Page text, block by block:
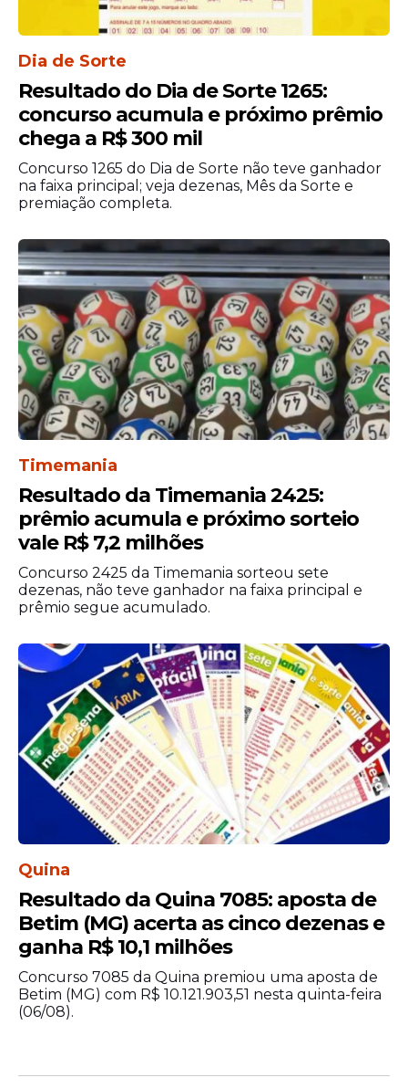
formação de cadastro de reserva. A
atende candidatos com nível médio e
contempla diferentes funções na
corporação.
O edital foi lançado em conjunto com a
Secretaria de Planejamento, Gestão e
Patrimônio de Alagoas e prevê atuação em
regime de dedicação integral. O concurso
oferece 30vagaspara o cargo de Oficial de
Soldado do Quadro de Praças.
Oscandidatosaprovados poderão ser
convocados conforme a necessidade da
administração, dentro do prazo de validade
do concurso.
Salários e carreira
A remuneração para Oficial de Estado-
Maior varia conforme a fase de formação.
O valor inicial para Cadete do 1º ano é de
R$ 3.874,43 e pode chegar a R$ 11.563,77 na
função de Aspirante. Para o cargo de
Soldado, o salário começa em R$ 2.354,67
durante o período de formação. Após a
conclusão, o valor pode chegar a R$
Dia de Sorte
Resultado do Dia de Sorte 1265:
concurso acumula e próximo prêmio
chega a R$ 300 mil
Concurso 1265 do Dia de Sorte não teve ganhador
na faixa principal; veja dezenas, Mês da Sorte e
premiação completa.
Timemania
Resultado da Timemania 2425:
prêmio acumula e próximo sorteio
vale R$ 7,2 milhões
Concurso 2425 da Timemania sorteou sete
dezenas, não teve ganhador na faixa principal e
prêmio segue acumulado.
Quina
Resultado da Quina 7085: aposta de
Betim (MG) acerta as cinco dezenas e
ganha R$ 10,1 milhões
Concurso 7085 da Quina premiou uma aposta de
Betim (MG) com R$ 10.121.903,51 nesta quinta-feira
(06/08).